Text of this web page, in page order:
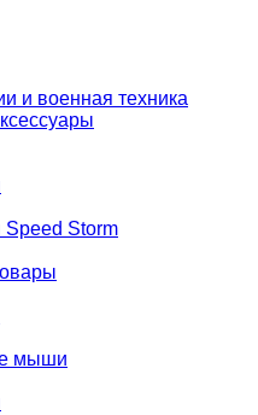
и военная техника
Speed Storm
мыши